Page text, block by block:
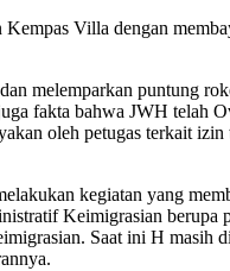
Kempas Villa dengan
melemparkan puntung
fakta bahwa JWH telah
oleh petugas terkait
kegiatan yang
Keimigrasian berupa
Saat ini H masih